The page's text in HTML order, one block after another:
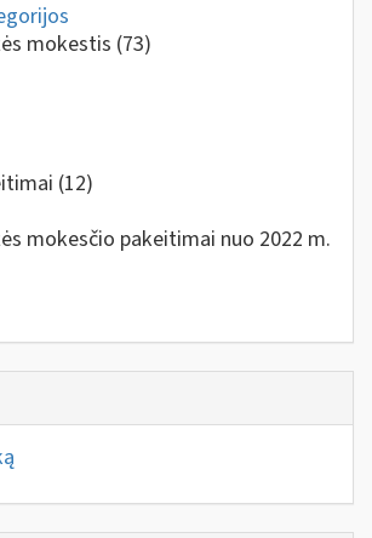
mokestis (73)
(12)
mokesčio pakeitimai nuo 2022 m.